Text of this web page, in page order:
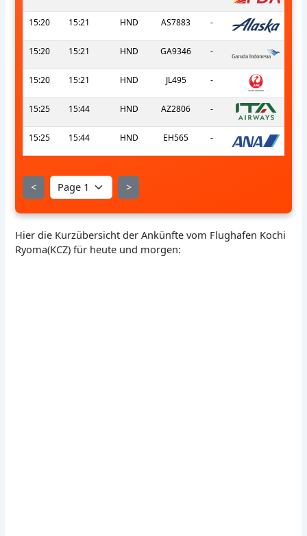
15:20 15:21 HND AS7883 -
15:20 15:21 HND GA9346 -
15:20 15:21 HND JL495 -
15:25 15:44 HND AZ2806 -
15:25 15:44 HND EH565 -
< >
Hier die Kurzübersicht der Ankünfte vom Flughafen Kochi
Ryoma(KCZ) für heute und morgen: